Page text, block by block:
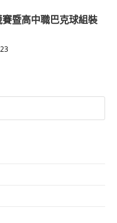
賽暨高中職巴克球組裝